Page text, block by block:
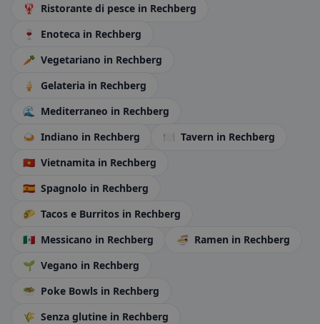
🦞 Ristorante di pesce in Rechberg
🍷
Enoteca in Rechberg
🥕 Vegetariano in Rechberg
🍦
Gelateria in Rechberg
🌊
Mediterraneo in Rechberg
🍛 Indiano in Rechberg 🍽️ Tavern in Rechberg
🇻🇳 Vietnamita in Rechberg
🇪🇸 Spagnolo in Rechberg
🌮 Tacos e Burritos in Rechberg
🇲🇽 Messicano in Rechberg 🍜 Ramen in Rechberg
🌱 Vegano in Rechberg
🥗 Poke Bowls in Rechberg
🌾 Senza glutine in Rechberg